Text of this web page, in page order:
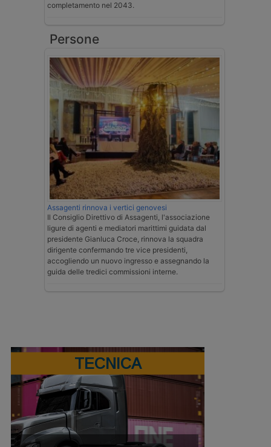
completamento nel 2043.
Persone
Assagenti rinnova i vertici genovesi
Il Consiglio Direttivo di Assagenti, l'associazione
ligure di agenti e mediatori marittimi guidata dal
presidente Gianluca Croce, rinnova la squadra
dirigente confermando tre vice presidenti,
accogliendo un nuovo ingresso e assegnando la
guida delle tredici commissioni interne.
TECNICA